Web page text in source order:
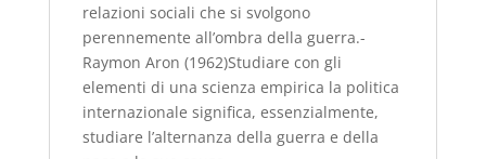
relazioni sociali che si svolgono
perennemente all’ombra della guerra.-
Raymon Aron (1962)Studiare con gli
elementi di una scienza empirica la politica
internazionale significa, essenzialmente,
studiare l’alternanza della guerra e della